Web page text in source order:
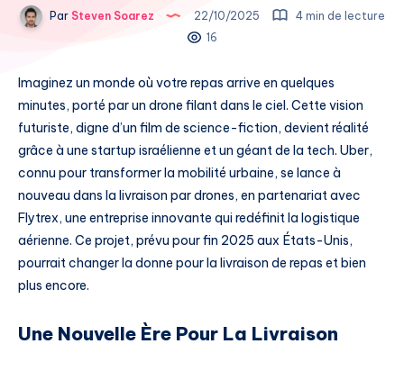
ParSteven Soarez 22/10/2025
4 min de lecture
16
Imaginez un monde où votre repas arrive en quelques
minutes, porté par un drone filant dans le ciel. Cette vision
futuriste, digne d’un film de science-fiction, devient réalité
grâce à une startup israélienne et un géant de la tech. Uber,
connu pour transformer la mobilité urbaine, se lance à
nouveau dans la livraison par drones, en partenariat avec
Flytrex, une entreprise innovante qui redéfinit la logistique
aérienne. Ce projet, prévu pour fin 2025 aux États-Unis,
pourrait changer la donne pour la livraison de repas et bien
plus encore.
Une Nouvelle Ère Pour La Livraison